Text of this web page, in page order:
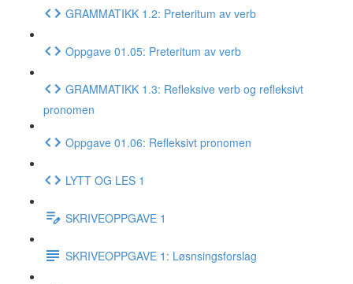
GRAMMATIKK 1.2: Preteritum av verb
Oppgave 01.05: Preteritum av verb
GRAMMATIKK 1.3: Refleksive verb og refleksivt
pronomen
Oppgave 01.06: Refleksivt pronomen
LYTT OG LES 1
SKRIVEOPPGAVE 1
SKRIVEOPPGAVE 1: Løsnsingsforslag